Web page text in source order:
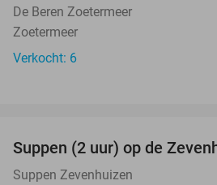
De Beren Zoetermeer
Zoetermeer
Verkocht: 6
NEW
TODAY
Suppen (2 uur) op de
Suppen Zevenhuizen